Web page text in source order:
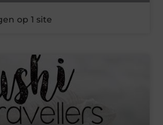
op 1 site